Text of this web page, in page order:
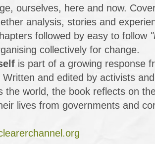
ourselves, here and now.
analysis, stories and
followed by easy to follow
collectively for change.
is part of a growing response
and edited by activists
the world, the book reflects on
lives from governments and